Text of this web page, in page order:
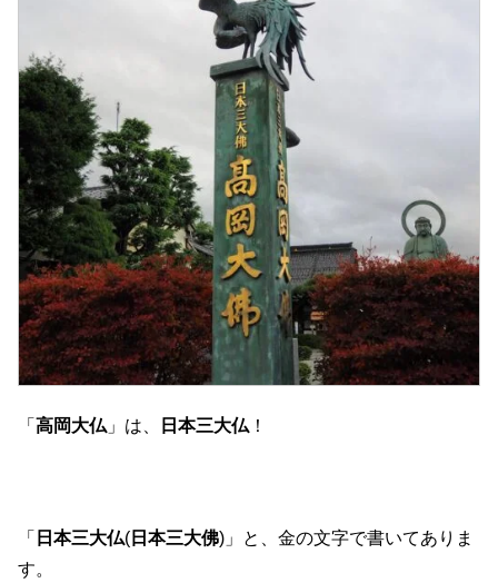
「 高岡大仏 」は、 日本三大仏 ！
「 日本三大仏( 日本三大佛)」と、金の文字で書いてありま
す。